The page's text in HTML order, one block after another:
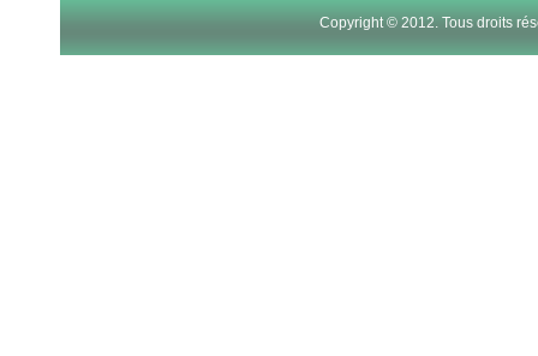
Copyright © 2012. Tous droits